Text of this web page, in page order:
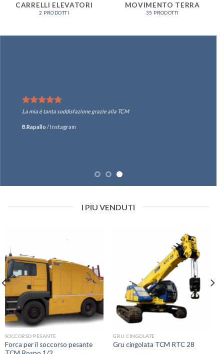
CARRELLI ELEVATORI
2 PRODOTTI
MOVIMENTO TERRA
35 PRODOTTI
La mia è tanta soddisfazione grazie alla TCM
B.Rapallo / Instagram
I PIU VENDUTI
SOCCORSO PESANTE
Forca per il soccorso pesante
GRU CINGOLATE
Gru cingolata TCM RTC 28